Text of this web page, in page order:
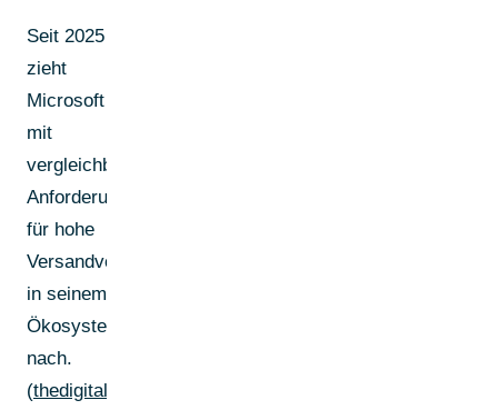
Seit 2025
zieht
Microsoft
mit
vergleichbaren
Anforderungen
für hohe
Versandvolumen
in seinem
Ökosystem
nach.
(thedigitalbloom.com